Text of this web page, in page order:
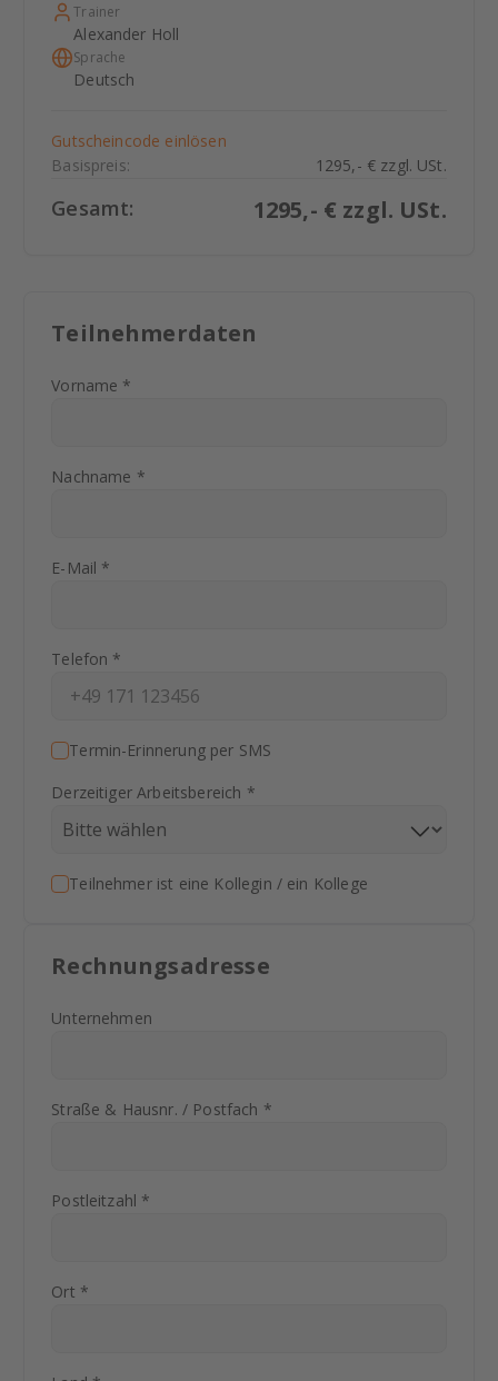
Trainer
Alexander Holl
Sprache
Deutsch
Gutscheincode einlösen
Basispreis:
1295,- € zzgl. USt.
Gesamt: 1295,- € zzgl. USt.
Teilnehmerdaten
Vorname *
Nachname *
E-Mail *
Telefon *
Termin-Erinnerung per SMS
Derzeitiger Arbeitsbereich *
Teilnehmer ist eine Kollegin / ein Kollege
Rechnungsadresse
Unternehmen
Straße & Hausnr. / Postfach *
Postleitzahl *
Ort *